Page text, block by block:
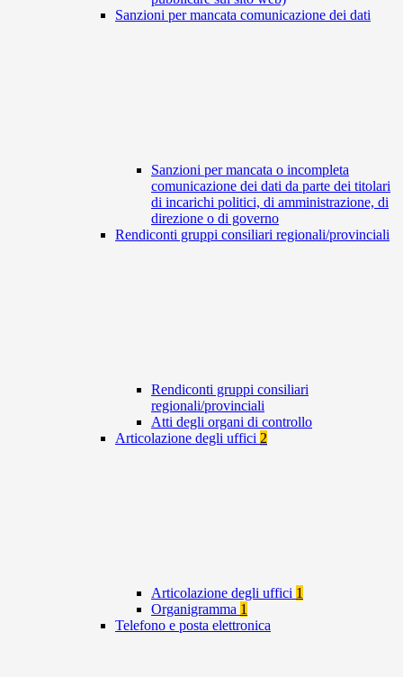
Sanzioni per mancata comunicazione dei dati
Sanzioni per mancata o incompleta
comunicazione dei dati da parte dei titolari
di incarichi politici, di amministrazione, di
direzione o di governo
Rendiconti gruppi consiliari regionali/provinciali
Rendiconti gruppi consiliari
regionali/provinciali
Atti degli organi di controllo
Articolazione degli uffici 2
Articolazione degli uffici 1
Organigramma 1
Telefono e posta elettronica